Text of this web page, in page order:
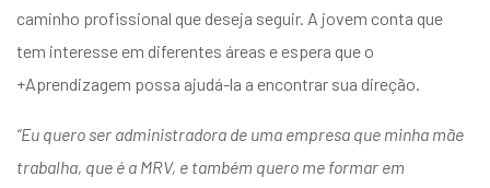
caminho profissional que deseja seguir. A jovem conta que
tem interesse em diferentes áreas e espera que o
+Aprendizagem possa ajudá-la a encontrar sua direção.
“Eu quero ser administradora de uma empresa que minha mãe
trabalha, que é a MRV, e também quero me formar em